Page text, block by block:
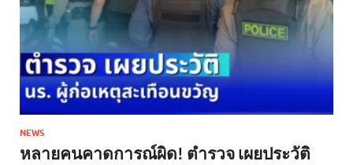
NEWS
หลายคนคาดการณ์ผิด! ตำรวจ เผยประวัติ